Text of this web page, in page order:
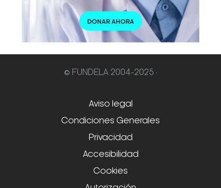
DONAR AHORA
© FUNDELA 2004-2025 ·
Aviso legal
Condiciones Generales
Privacidad
Accesibilidad
Cookies